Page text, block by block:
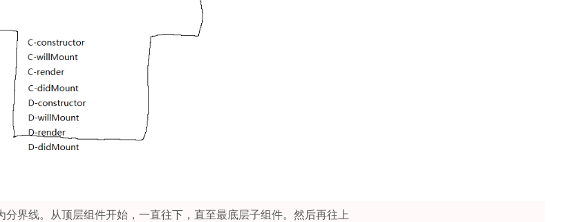
分界线。从顶层组件开始，一直往下，直至最底层子组件。然后再往上